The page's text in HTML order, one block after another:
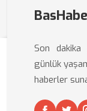
Son dakika
günlük
haberler